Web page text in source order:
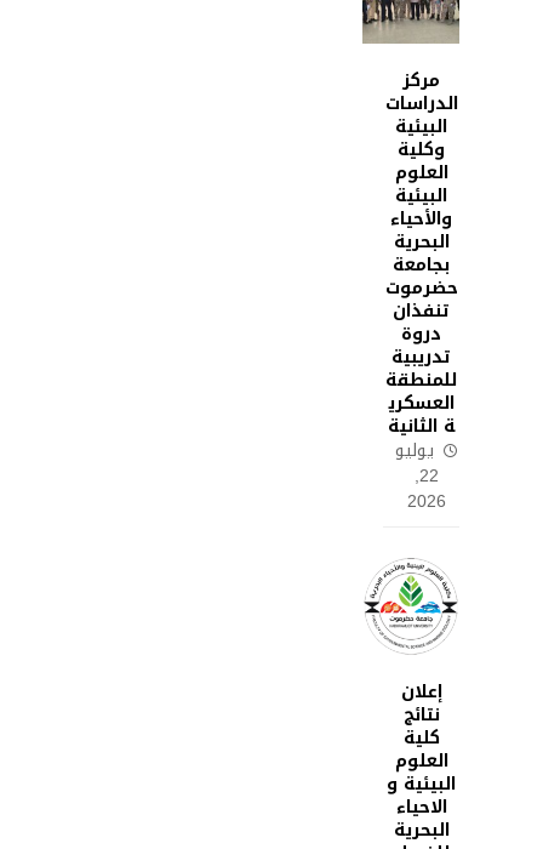
مركز
الدراسات
البيئية
وكلية
العلوم
البيئية
والأحياء
البحرية
بجامعة
حضرموت
تنفذان
دروة
تدريبية
للمنطقة
العسكري
ة الثانية
يوليو
22,
2026
إعلان
نتائج
كلية
العلوم
البيئية و
الاحياء
البحرية